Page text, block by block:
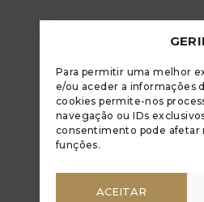
Para permitir uma melhor
e/ou aceder a informações
cookies permite-nos
navegação ou IDs
consentimento pode
funções.
ACEITAR
A LUGRADE
RECLAMAÇÕES
GERIR COOKIES
DENÚNCIA ANÓNIMA